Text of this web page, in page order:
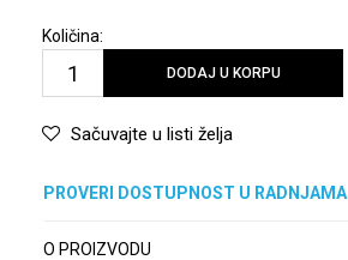
Količina:
DODAJ U KORPU
Sačuvajte u listi želja
PROVERI DOSTUPNOST U RADNJAMA
O PROIZVODU